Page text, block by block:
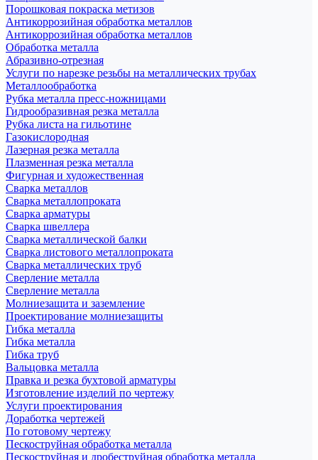
Порошковая покраска метизов
Антикоррозийная обработка металлов
Антикоррозийная обработка металлов
Обработка металла
Абразивно-отрезная
Услуги по нарезке резьбы на металлических трубах
Металлообработка
Рубка металла пресс-ножницами
Гидрообразивная резка металла
Рубка листа на гильотине
Газокислородная
Лазерная резка металла
Плазменная резка металла
Фигурная и художественная
Сварка металлов
Сварка металлопроката
Сварка арматуры
Сварка швеллера
Сварка металлической балки
Сварка листового металлопроката
Сварка металлических труб
Сверление металла
Сверление металла
Молниезащита и заземление
Проектирование молниезащиты
Гибка металла
Гибка металла
Гибка труб
Вальцовка металла
Правка и резка бухтовой арматуры
Изготовление изделий по чертежу
Услуги проектирования
Доработка чертежей
По готовому чертежу
Пескоструйная обработка металла
Пескоструйная и дробеструйная обработка металла